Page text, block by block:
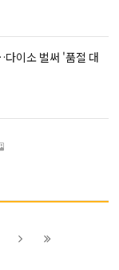
페이지로블록으로